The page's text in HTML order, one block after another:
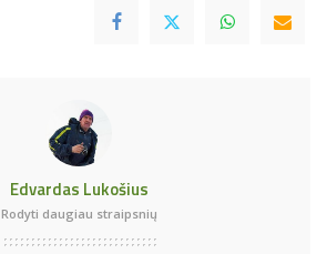
Edvardas Lukošius
Rodyti daugiau straipsnių